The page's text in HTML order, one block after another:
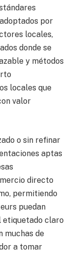
por
locales,
donde se
y métodos
locales que
valor
o sin refinar
aptas
directo
permitiendo
puedan
etiquetado claro
muchas de
a tomar